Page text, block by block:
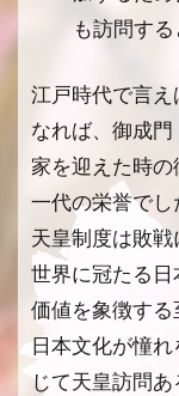
も訪問する
江戸時代で言
なれば、御成
家を迎えた時
一代の栄誉でし
天皇制度は敗戦
世界に冠たる
価値を象徴する
日本文化が憧
じて天皇訪問